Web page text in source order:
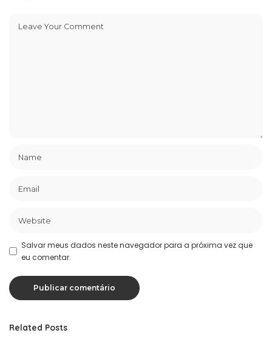
Salvar meus dados neste navegador para a próxima vez que
eu comentar.
Related Posts